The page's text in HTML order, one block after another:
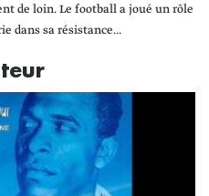
de loin. Le football a joué un rôle
dans sa résistance...